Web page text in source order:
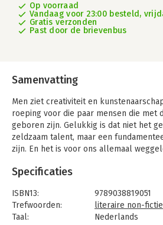
Op voorraad
Vandaag voor 23:00 besteld,
Gratis verzonden
Past door de brievenbus
Samenvatting
Men ziet creativiteit en
roeping voor die paar mensen die met
geboren zijn. Gelukkig is dat niet het
zeldzaam talent, maar een
zijn. En het is voor ons allemaal
Muziekproducent Rick Rubin heeft in
nagedacht over waar creativiteit
geconcludeerd dat kunstenaarschap
specifieke output, maar veel meer
wereld. Creativiteit heeft een plaats in
Specificaties
ISBN13:
9789038819051
Trefwoorden:
literaire non-fictie
Taal:
Nederlands